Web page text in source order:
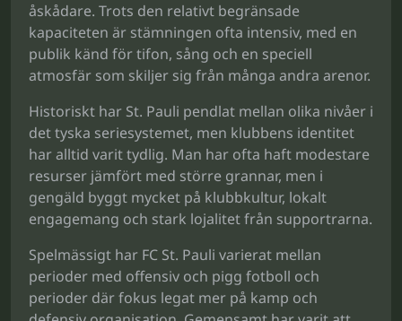
åskådare. Trots den relativt begränsade
kapaciteten är stämningen ofta intensiv, med en
publik känd för tifon, sång och en speciell
atmosfär som skiljer sig från många andra arenor.
Historiskt har St. Pauli pendlat mellan olika nivåer i
det tyska seriesystemet, men klubbens identitet
har alltid varit tydlig. Man har ofta haft modestare
resurser jämfört med större grannar, men i
gengäld byggt mycket på klubbkultur, lokalt
engagemang och stark lojalitet från supportrarna.
Spelmässigt har FC St. Pauli varierat mellan
perioder med offensiv och pigg fotboll och
perioder där fokus legat mer på kamp och